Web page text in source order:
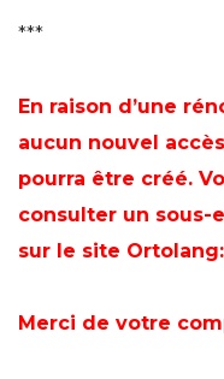
***
En raison d’une
aucun nouvel
pourra être créé.
consulter un sous-
sur le site Ortolang:
Merci de votre